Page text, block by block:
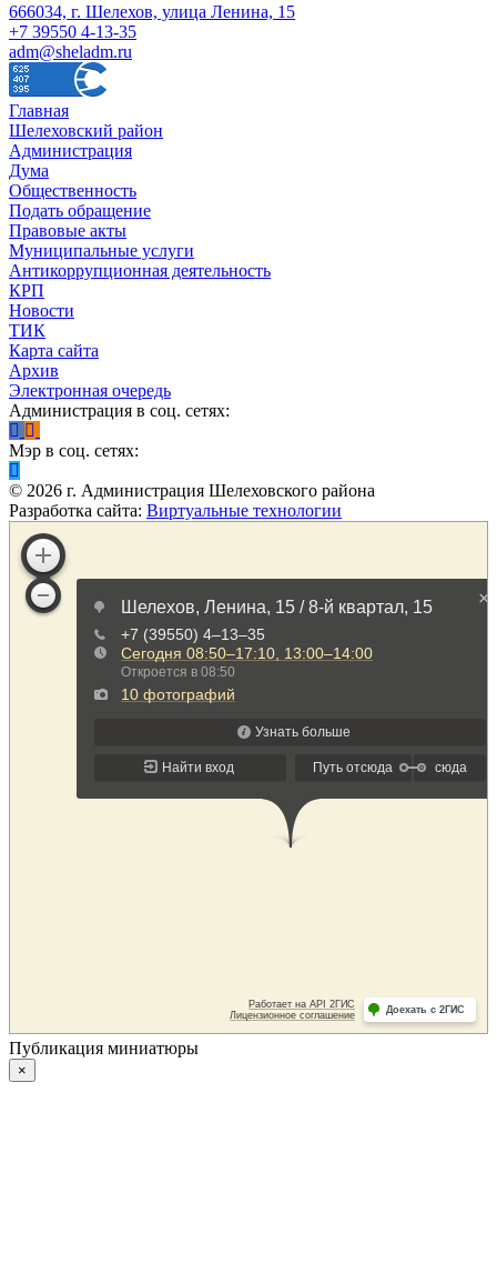
666034, г. Шелехов, улица Ленина, 15
+7 39550 4-13-35
adm@sheladm.ru
Главная
Шелеховский район
Администрация
Дума
Общественность
Подать обращение
Правовые акты
Муниципальные услуги
Антикоррупционная деятельность
КРП
Новости
ТИК
Карта сайта
Архив
Электронная очередь
Администрация в соц. сетях:
Мэр в соц. сетях:
© 2026 г. Администрация Шелеховского района
Разработка сайта: Виртуальные технологии
Публикация миниатюры
×